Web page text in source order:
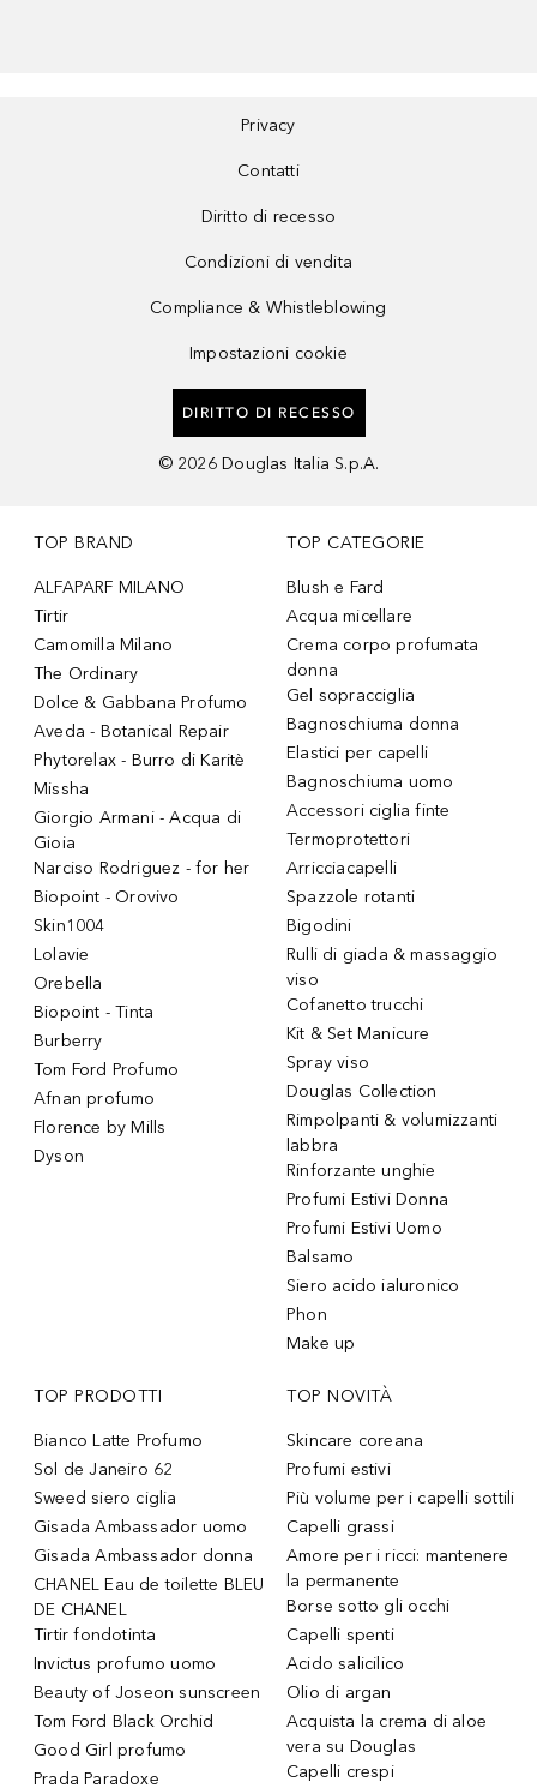
Privacy
Contatti
Diritto di recesso
Condizioni di vendita
Compliance & Whistleblowing
Impostazioni cookie
DIRITTO DI RECESSO
© 2026 Douglas Italia S.p.A.
TOP BRAND
ALFAPARF MILANO
Tirtir
Camomilla Milano
The Ordinary
Dolce & Gabbana Profumo
Aveda - Botanical Repair
Phytorelax - Burro di Karitè
Missha
Giorgio Armani - Acqua di
Gioia
Narciso Rodriguez - for her
Biopoint - Orovivo
Skin1004
Lolavie
Orebella
Biopoint - Tinta
Burberry
Tom Ford Profumo
Afnan profumo
Florence by Mills
Dyson
TOP CATEGORIE
Blush e Fard
Acqua micellare
Crema corpo profumata
donna
Gel sopracciglia
Bagnoschiuma donna
Elastici per capelli
Bagnoschiuma uomo
Accessori ciglia finte
Termoprotettori
Arricciacapelli
Spazzole rotanti
Bigodini
Rulli di giada & massaggio
viso
Cofanetto trucchi
Kit & Set Manicure
Spray viso
Douglas Collection
Rimpolpanti & volumizzanti
labbra
Rinforzante unghie
Profumi Estivi Donna
Profumi Estivi Uomo
Balsamo
Siero acido ialuronico
Phon
Make up
TOP PRODOTTI
Bianco Latte Profumo
Sol de Janeiro 62
Sweed siero ciglia
Gisada Ambassador uomo
Gisada Ambassador donna
CHANEL Eau de toilette BLEU
DE CHANEL
Tirtir fondotinta
Invictus profumo uomo
Beauty of Joseon sunscreen
Tom Ford Black Orchid
Good Girl profumo
Prada Paradoxe
TOP NOVITÀ
Skincare coreana
Profumi estivi
Più volume per i capelli sottili
Capelli grassi
Amore per i ricci: mantenere
la permanente
Borse sotto gli occhi
Capelli spenti
Acido salicilico
Olio di argan
Acquista la crema di aloe
vera su Douglas
Capelli crespi